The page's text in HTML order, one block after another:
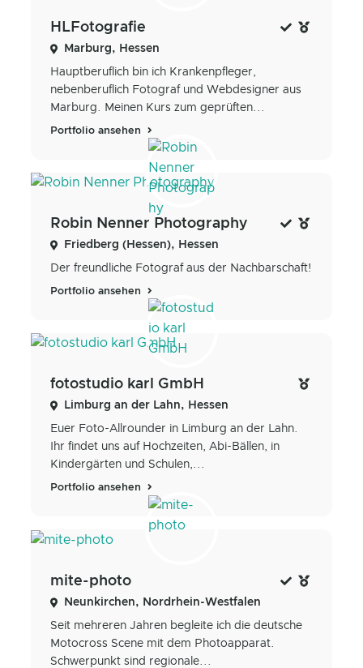
HLFotografie
Marburg, Hessen
Hauptberuflich bin ich Krankenpfleger,
nebenberuflich Fotograf und Webdesigner aus
Marburg. Meinen Kurs zum geprüften...
Portfolio ansehen
Robin Nenner Photography
Friedberg (Hessen), Hessen
Der freundliche Fotograf aus der Nachbarschaft!
Portfolio ansehen
fotostudio karl GmbH
Limburg an der Lahn, Hessen
Euer Foto-Allrounder in Limburg an der Lahn.
Ihr findet uns auf Hochzeiten, Abi-Bällen, in
Kindergärten und Schulen,...
Portfolio ansehen
mite-photo
Neunkirchen, Nordrhein-Westfalen
Seit mehreren Jahren begleite ich die deutsche
Motocross Scene mit dem Photoapparat.
Schwerpunkt sind regionale...